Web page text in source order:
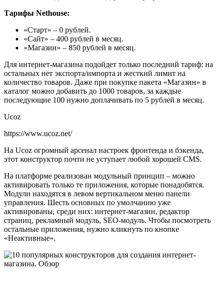
Тарифы Nethouse:
«Старт» – 0 рублей.
«Сайт» – 400 рублей в месяц.
«Магазин» – 850 рублей в месяц.
Для интернет-магазина подойдет только последний тариф: на
остальных нет экспорта/импорта и жесткий лимит на
количество товаров. Даже при покупке пакета «Магазин» в
каталог можно добавить до 1000 товаров, за каждые
последующие 100 нужно доплачивать по 5 рублей в месяц.
Ucoz
https://www.ucoz.net/
На Ucoz огромный арсенал настроек фронтенда и бэкенда,
этот конструктор почти не уступает любой хорошей CMS.
На платформе реализован модульный принцип – можно
активировать только те приложения, которые понадобятся.
Модули находятся в левом вертикальном меню панели
управления. Шесть основных по умолчанию уже
активированы, среди них: интернет-магазин, редактор
страниц, рекламный модуль, SEO-модуль. Чтобы посмотреть
остальные приложения, нужно кликнуть по кнопке
«Неактивные».